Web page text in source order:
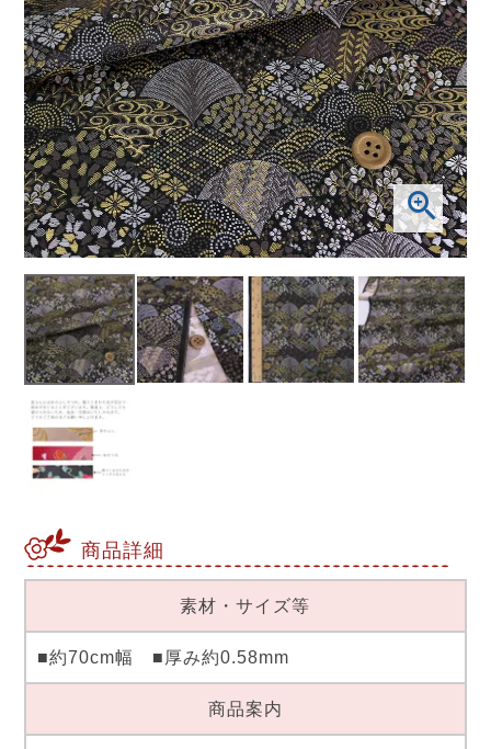
商品詳細
素材・サイズ等
■約70cm幅 ■厚み約0.58mm
商品案内